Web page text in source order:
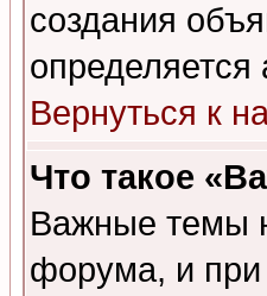
создания
Вернуться к
Что такое
Важные темы
форума, и при